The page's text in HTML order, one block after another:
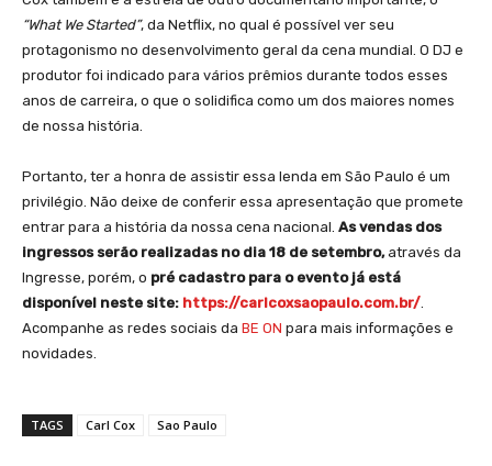
“What We Started”, da Netflix, no qual é possível ver seu
protagonismo no desenvolvimento geral da cena mundial. O DJ e
produtor foi indicado para vários prêmios durante todos esses
anos de carreira, o que o solidifica como um dos maiores nomes
de nossa história.
Portanto, ter a honra de assistir essa lenda em São Paulo é um
privilégio. Não deixe de conferir essa apresentação que promete
entrar para a história da nossa cena nacional. As vendas dos
ingressos serão realizadas no dia 18 de setembro,através da
Ingresse, porém, o pré cadastro para o evento já está
disponível neste site: https://carlcoxsaopaulo.com.br/
Acompanhe as redes sociais da BE ON para mais informações e
novidades.
TAGS Carl Cox Sao Paulo